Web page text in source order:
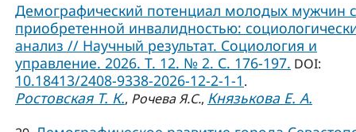
Демографический потенциал молодых мужчин с
приобретенной инвалидностью:
анализ // Научный результат. Социология и
управление. 2026. Т. 12. № 2. С. 176-197. DOI:
10.18413/2408-9338-2026-12-2-1-1.
Ростовская Т. К., Рочева Я.С., Князькова Е. А.